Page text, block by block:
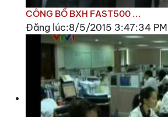
CÔNG BỐ BXH FAST500 ...
Đăng lúc:8/5/2015 3:47:34 PM